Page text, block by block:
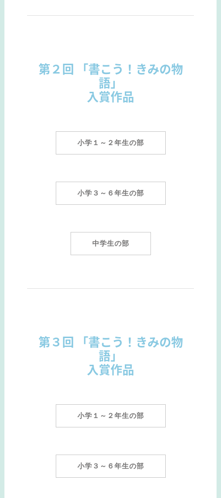
第２回 「書こう！きみの物
語」
入賞作品
小学１～２年生の部
小学３～６年生の部
中学生の部
第３回 「書こう！きみの物
語」
入賞作品
小学１～２年生の部
小学３～６年生の部